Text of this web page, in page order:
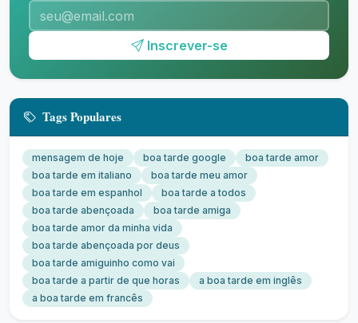
Inscrever-se
Tags Populares
mensagem de hoje boa tarde google
boa tarde amor
boa tarde em italiano
boa tarde meu amor
boa tarde em espanhol
boa tarde a todos
boa tarde abençoada
boa tarde amiga
boa tarde amor da minha vida
boa tarde abençoada por deus
boa tarde amiguinho como vai
boa tarde a partir de que horas
a boa tarde em inglês
a boa tarde em francês